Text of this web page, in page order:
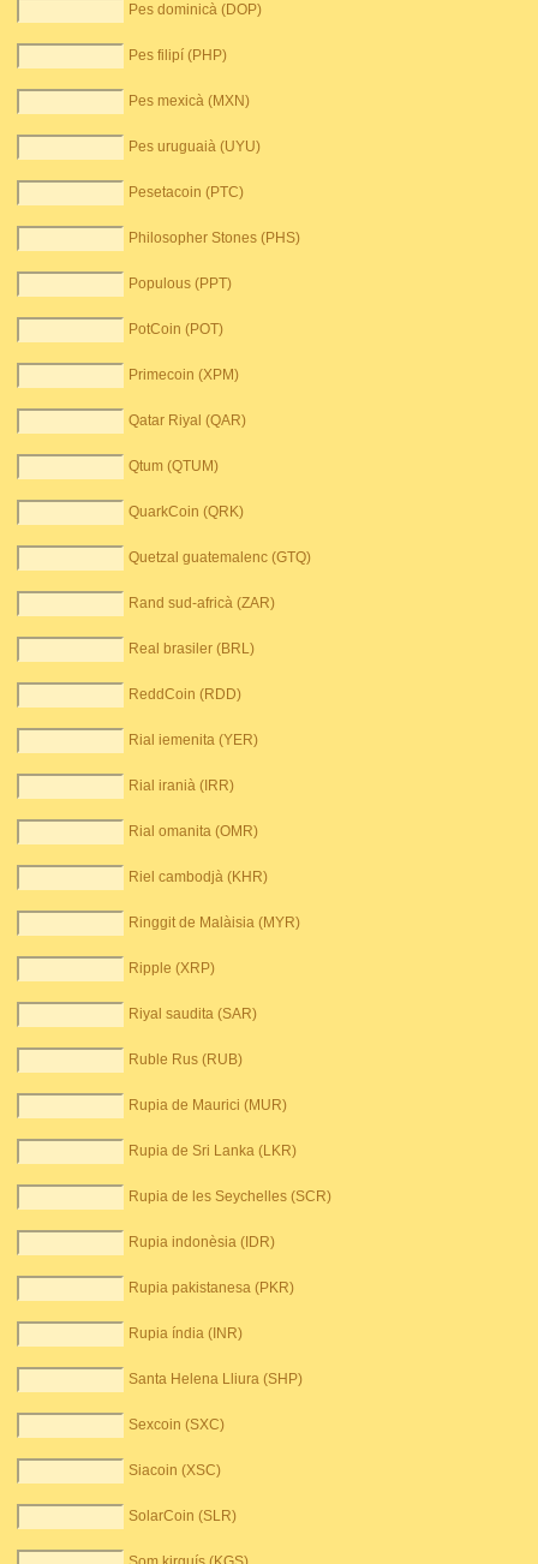
Pes dominicà (DOP)
Pes filipí (PHP)
Pes mexicà (MXN)
Pes uruguaià (UYU)
Pesetacoin (PTC)
Philosopher Stones (PHS)
Populous (PPT)
PotCoin (POT)
Primecoin (XPM)
Qatar Riyal (QAR)
Qtum (QTUM)
QuarkCoin (QRK)
Quetzal guatemalenc (GTQ)
Rand sud-africà (ZAR)
Real brasiler (BRL)
ReddCoin (RDD)
Rial iemenita (YER)
Rial iranià (IRR)
Rial omanita (OMR)
Riel cambodjà (KHR)
Ringgit de Malàisia (MYR)
Ripple (XRP)
Riyal saudita (SAR)
Ruble Rus (RUB)
Rupia de Maurici (MUR)
Rupia de Sri Lanka (LKR)
Rupia de les Seychelles (SCR)
Rupia indonèsia (IDR)
Rupia pakistanesa (PKR)
Rupia índia (INR)
Santa Helena Lliura (SHP)
Sexcoin (SXC)
Siacoin (XSC)
SolarCoin (SLR)